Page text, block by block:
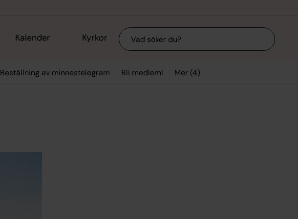
Kalender Kyrkor Sök
Beställning av minnestelegram Bli medlem! Mer (4)